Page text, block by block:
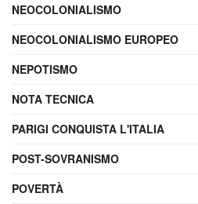
NEOCOLONIALISMO
NEOCOLONIALISMO EUROPEO
NEPOTISMO
NOTA TECNICA
PARIGI CONQUISTA L'ITALIA
POST-SOVRANISMO
POVERTÀ